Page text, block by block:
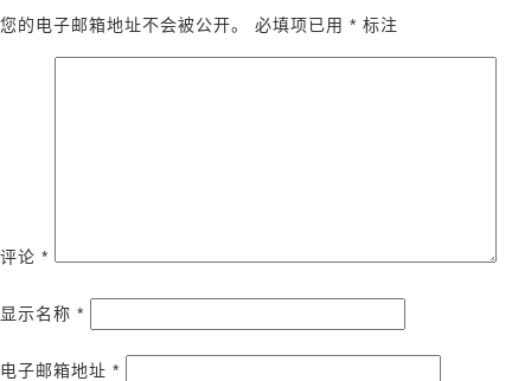
您的电子邮箱地址不会被公开。 必填项已用 * 标注
评论 *
显示名称 *
电子邮箱地址 *